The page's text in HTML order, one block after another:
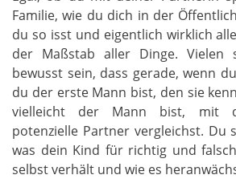
Familie, wie du dich in der
du so isst und eigentlich wirklich
der Maßstab aller Dinge. Vielen
bewusst sein, dass gerade, wenn
du der erste Mann bist, den sie
vielleicht der Mann bist, mit
potenzielle Partner vergleichst. Du
was dein Kind für richtig und
selbst verhält und wie es